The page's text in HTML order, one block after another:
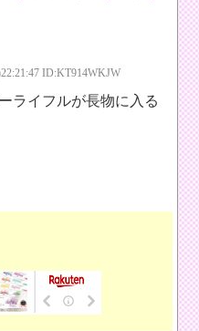
ID:KT914WKJW
ライフルが長物に入る